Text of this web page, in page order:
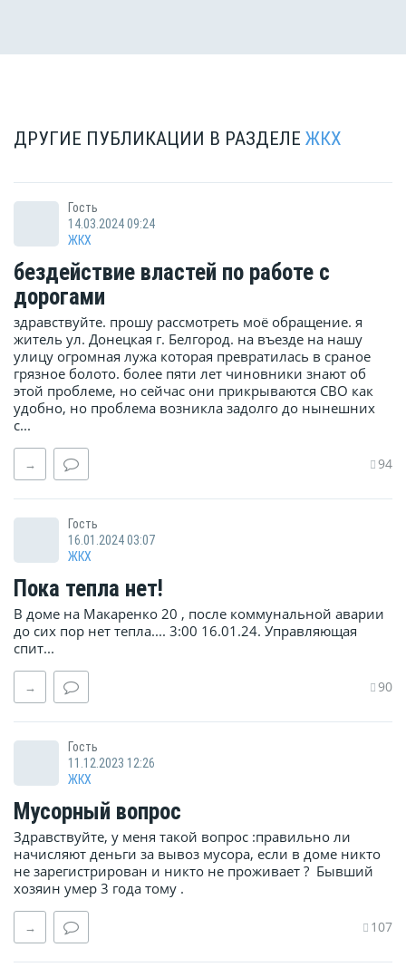
ДРУГИЕ ПУБЛИКАЦИИ В РАЗДЕЛЕ ЖКХ
Гость
14.03.2024 09:24
ЖКХ
бездействие властей по работе с
дорогами
здравствуйте. прошу рассмотреть моё обращение. я
житель ул. Донецкая г. Белгород. на въезде на нашу
улицу огромная лужа которая превратилась в сраное
грязное болото. более пяти лет чиновники знают об
этой проблеме, но сейчас они прикрываются СВО как
удобно, но проблема возникла задолго до нынешних
с...
→ 94
Гость
16.01.2024 03:07
ЖКХ
Пока тепла нет!
В доме на Макаренко 20 , после коммунальной аварии
до сих пор нет тепла.... 3:00 16.01.24. Управляющая
спит...
→ 90
Гость
11.12.2023 12:26
ЖКХ
Мусорный вопрос
Здравствуйте, у меня такой вопрос :правильно ли
начисляют деньги за вывоз мусора, если в доме никто
не зарегистрирован и никто не проживает ? Бывший
хозяин умер 3 года тому .
→ 107